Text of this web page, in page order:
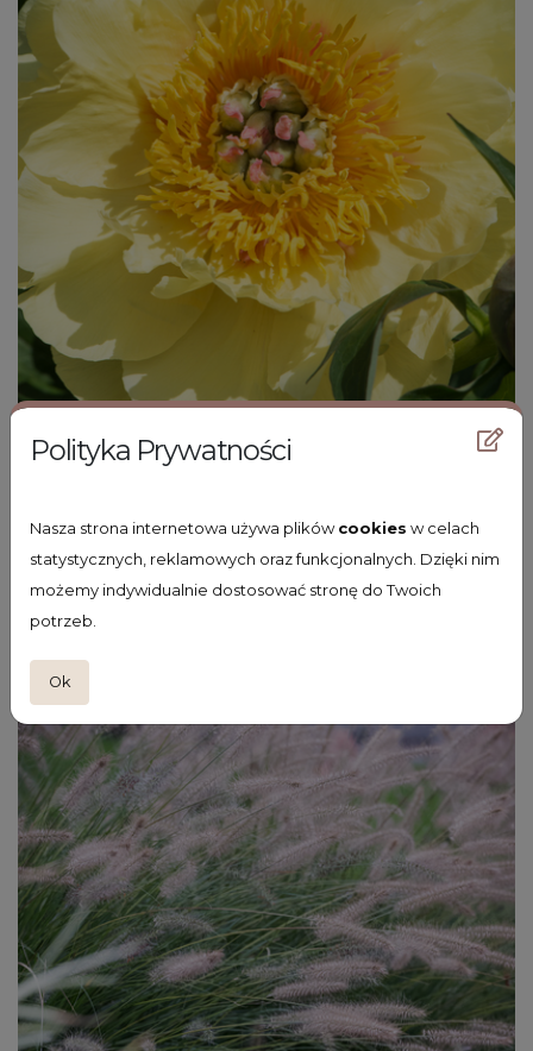
Polityka Prywatności
Nasza strona internetowa używa plikówcookies w celach
statystycznych, reklamowych oraz funkcjonalnych. Dzięki nim
możemy indywidualnie dostosować stronę do Twoich
potrzeb.
Ok
Paeonia itoh 'Bartzella'